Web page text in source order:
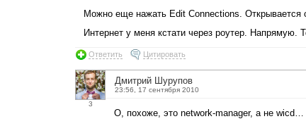
Можно еще нажать Edit Connections. Открывается
Интернет у меня кстати через роутер. Напрямую.
Ответить Цитировать
3
Дмитрий Шурупов
23:56, 17 сентября 2010
О, похоже, это network-manager, а не wicd…